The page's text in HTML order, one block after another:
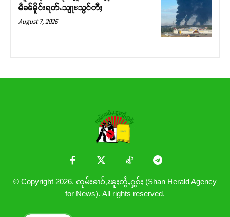
မဵၼ်မိူင်းရတ်ႉသျႃႊသွင်တီႈ
August 7, 2026
© Copyright 2026. ၸုမ်းၶၢဝ်ႇၽူႈတွႆႇႁွၵ်ႈ (Shan Herald Agency
for News). All rights reserved.